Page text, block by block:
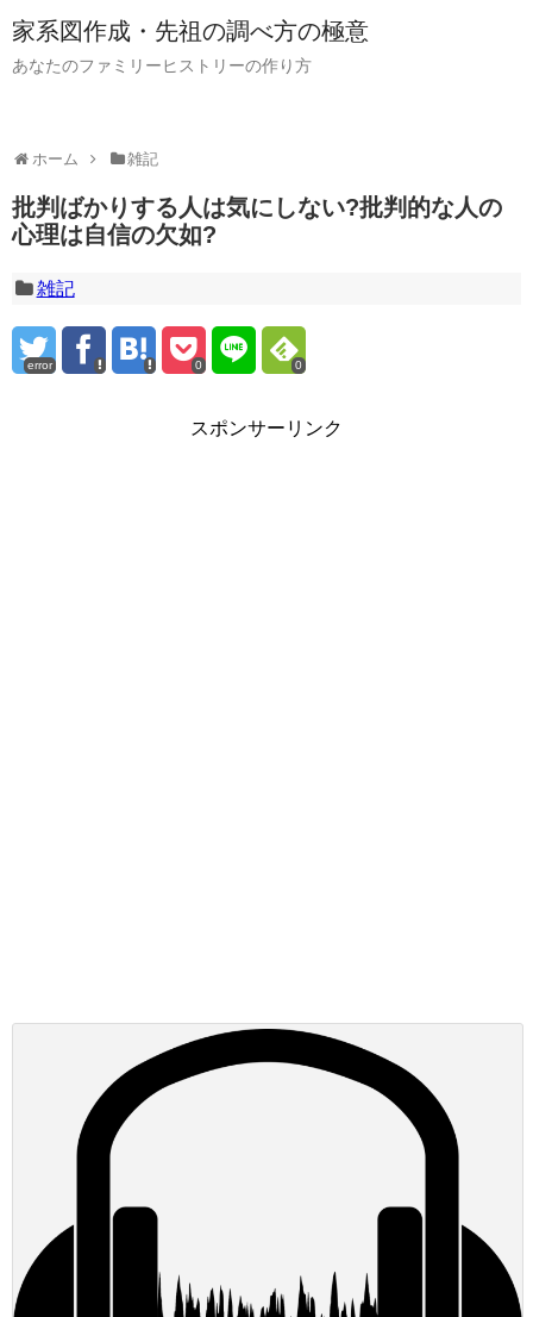
家系図作成・先祖の調べ方の極意
あなたのファミリーヒストリーの作り方
ホーム 雑記
批判ばかりする人は気にしない?批判的な人の
心理は自信の欠如?
雑記
error 0 0
スポンサーリンク